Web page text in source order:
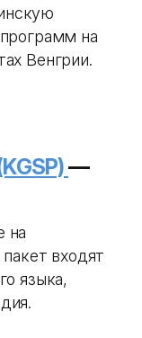
на
Венгрии.
—
на
входят
языка,